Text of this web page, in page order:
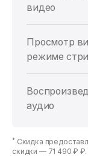
видео
Просмотр
режиме
аудио
* Скидка
скидки — 71 490 ₽ ₽